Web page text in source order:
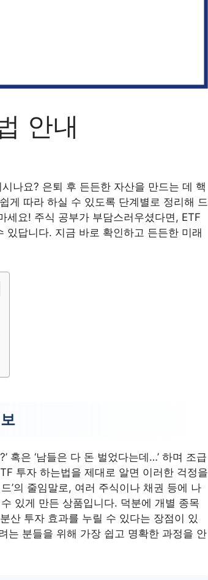
안내
나요? 은퇴 후 든든한 자산을 만드는 데 핵
게 따라 하실 수 있도록 단계별로 정리해 드
세요! 주식 공부가 부담스러우셨다면, ETF
있답니다. 지금 바로 확인하고 든든한 미래
혹은 ‘남들은 다 돈 벌었다는데…’ 하며 조급
투자 하는법을 제대로 알면 이러한 걱정을
’의 줄임말로, 여러 주식이나 채권 등에 나
있게 만든 상품입니다. 덕분에 개별 종목
산 투자 효과를 누릴 수 있다는 장점이 있
는 분들을 위해 가장 쉽고 명확한 과정을 안